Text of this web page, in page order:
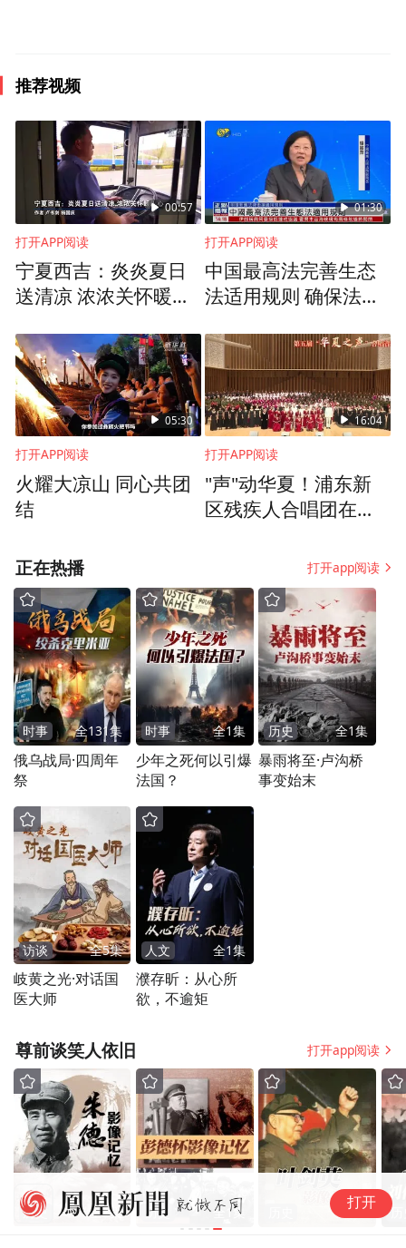
推荐视频
00:57
打开APP阅读
宁夏西吉：炎炎夏日
送清凉 浓浓关怀暖人
01:30
打开APP阅读
中国最高法完善生态
法适用规则 确保法典
05:30
打开APP阅读
火耀大凉山 同心共团
结
16:04
打开APP阅读
"声"动华夏！浦东新
区残疾人合唱团在第
正在热播 打开app阅读
时事 全131集
俄乌战局·四周年
祭
时事 全1集
少年之死何以引爆
法国？
历史 全1集
暴雨将至·卢沟桥
事变始末
访谈 全5集
岐黄之光·对话国
医大师
人文 全1集
濮存昕：从心所
欲，不逾矩
尊前谈笑人依旧 打开app阅读
历史 全1集 历史 全1集 全 1 集
打开